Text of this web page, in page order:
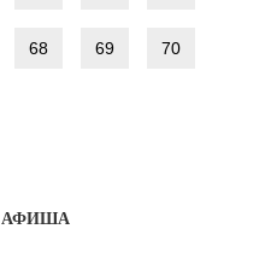
68 69 70
АФИША